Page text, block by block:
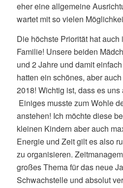
eher eine allgemeine
wartet mit so vielen
Die höchste Priorität hat
Familie! Unsere beiden
und 2 Jahre und damit
hatten ein schönes, aber
2018! Wichtig ist, dass es
Einiges musste zum Wohle
anstehen! Ich möchte diese
kleinen Kindern aber auch
Energie und Zeit gilt es also
zu organisieren.
großes Thema für das neue
Schwachstelle und absolut